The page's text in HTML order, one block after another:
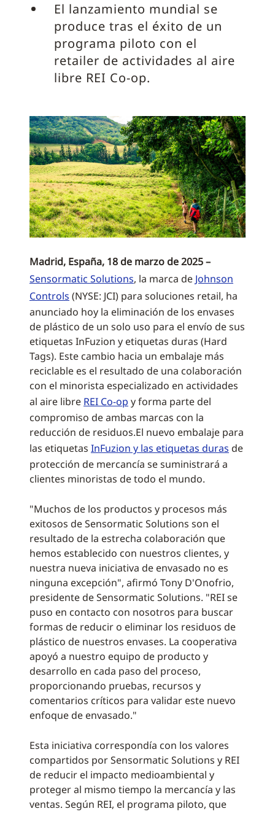
El lanzamiento mundial se
produce tras el éxito de un
programa piloto con el
retailer de actividades al aire
libre REI Co-op.
Madrid, España, 18 de marzo de 2025 –
Sensormatic Solutions, la marca de Johnson
Controls (NYSE: JCI) para soluciones retail, ha
anunciado hoy la eliminación de los envases
de plástico de un solo uso para el envío de sus
etiquetas InFuzion y etiquetas duras (Hard
Tags). Este cambio hacia un embalaje más
reciclable es el resultado de una colaboración
con el minorista especializado en actividades
al aire libre REI Co-op y forma parte del
compromiso de ambas marcas con la
reducción de residuos.El nuevo embalaje para
las etiquetas InFuzion y las etiquetas duras de
protección de mercancía se suministrará a
clientes minoristas de todo el mundo.
"Muchos de los productos y procesos más
exitosos de Sensormatic Solutions son el
resultado de la estrecha colaboración que
hemos establecido con nuestros clientes, y
nuestra nueva iniciativa de envasado no es
ninguna excepción", afirmó Tony D'Onofrio,
presidente de Sensormatic Solutions. "REI se
puso en contacto con nosotros para buscar
formas de reducir o eliminar los residuos de
plástico de nuestros envases. La cooperativa
apoyó a nuestro equipo de producto y
desarrollo en cada paso del proceso,
proporcionando pruebas, recursos y
comentarios críticos para validar este nuevo
enfoque de envasado."
Esta iniciativa correspondía con los valores
compartidos por Sensormatic Solutions y REI
de reducir el impacto medioambiental y
proteger al mismo tiempo la mercancía y las
ventas. Según REI, el programa piloto, que